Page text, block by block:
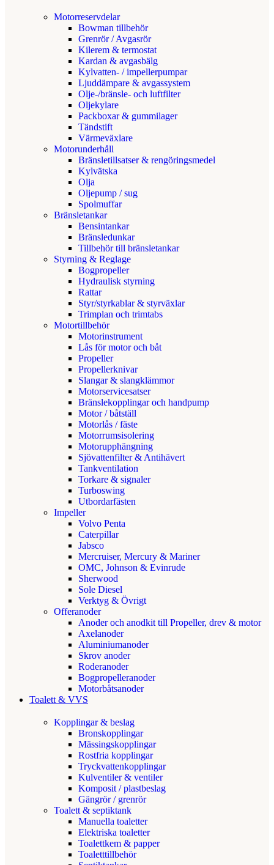
Motorreservdelar
Bowman tillbehör
Grenrör / Avgasrör
Kilerem & termostat
Kardan & avgasbälg
Kylvatten- / impellerpumpar
Ljuddämpare & avgassystem
Olje-/bränsle- och luftfilter
Oljekylare
Packboxar & gummilager
Tändstift
Värmeväxlare
Motorunderhåll
Bränsletillsatser & rengöringsmedel
Kylvätska
Olja
Oljepump / sug
Spolmuffar
Bränsletankar
Bensintankar
Bränsledunkar
Tillbehör till bränsletankar
Styrning & Reglage
Bogpropeller
Hydraulisk styrning
Rattar
Styr/styrkablar & styrväxlar
Trimplan och trimtabs
Motortillbehör
Motorinstrument
Lås för motor och båt
Propeller
Propellerknivar
Slangar & slangklämmor
Motorservicesatser
Bränslekopplingar och handpump
Motor / båtställ
Motorlås / fäste
Motorrumsisolering
Motorupphängning
Sjövattenfilter & Antihävert
Tankventilation
Torkare & signaler
Turboswing
Utbordarfästen
Impeller
Volvo Penta
Caterpillar
Jabsco
Mercruiser, Mercury & Mariner
OMC, Johnson & Evinrude
Sherwood
Sole Diesel
Verktyg & Övrigt
Offeranoder
Anoder och anodkit till Propeller, drev & motor
Axelanoder
Aluminiumanoder
Skrov anoder
Roderanoder
Bogpropelleranoder
Motorbåtsanoder
Toalett & VVS
Kopplingar & beslag
Bronskopplingar
Mässingskopplingar
Rostfria kopplingar
Tryckvattenkopplingar
Kulventiler & ventiler
Komposit / plastbeslag
Gängrör / grenrör
Toalett & septiktank
Manuella toaletter
Elektriska toaletter
Toalettkem & papper
Toaletttillbehör